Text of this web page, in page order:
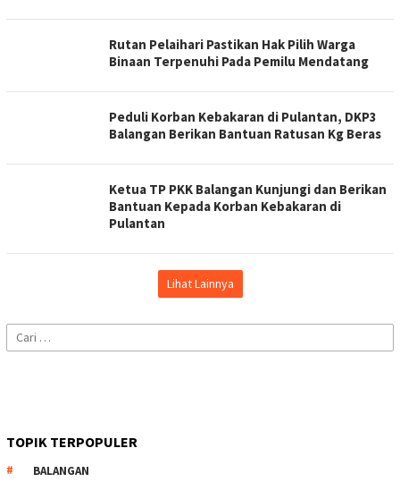
Rutan Pelaihari Pastikan Hak Pilih Warga
Binaan Terpenuhi Pada Pemilu Mendatang
Peduli Korban Kebakaran di Pulantan, DKP3
Balangan Berikan Bantuan Ratusan Kg Beras
Ketua TP PKK Balangan Kunjungi dan Berikan
Bantuan Kepada Korban Kebakaran di
Pulantan
Lihat Lainnya
Cari
untuk:
TOPIK TERPOPULER
BALANGAN